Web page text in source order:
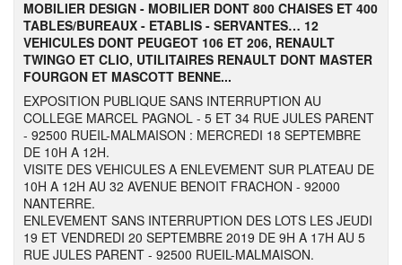
MOBILIER DESIGN - MOBILIER DONT 800 CHAISES ET 400
TABLES/BUREAUX - ETABLIS - SERVANTES… 12
VEHICULES DONT PEUGEOT 106 ET 206, RENAULT
TWINGO ET CLIO, UTILITAIRES RENAULT DONT MASTER
FOURGON ET MASCOTT BENNE...
EXPOSITION PUBLIQUE SANS INTERRUPTION AU
COLLEGE MARCEL PAGNOL - 5 ET 34 RUE JULES PARENT
- 92500 RUEIL-MALMAISON : MERCREDI 18 SEPTEMBRE
DE 10H A 12H.
VISITE DES VEHICULES A ENLEVEMENT SUR PLATEAU DE
10H A 12H AU 32 AVENUE BENOIT FRACHON - 92000
NANTERRE.
ENLEVEMENT SANS INTERRUPTION DES LOTS LES JEUDI
19 ET VENDREDI 20 SEPTEMBRE 2019 DE 9H A 17H AU 5
RUE JULES PARENT - 92500 RUEIL-MALMAISON.